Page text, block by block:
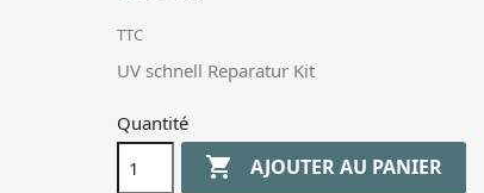
TTC
UV schnell Reparatur Kit
Quantité
 AJOUTER AU PANIER